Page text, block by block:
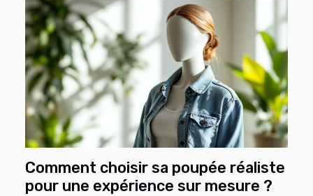
Comment choisir sa poupée réaliste
pour une expérience sur mesure ?